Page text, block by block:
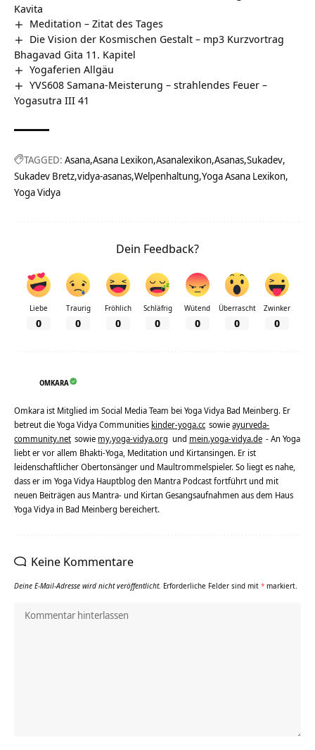
Kavita
Meditation – Zitat des Tages
Die Vision der Kosmischen Gestalt – mp3 Kurzvortrag
Bhagavad Gita 11. Kapitel
Yogaferien Allgäu
YVS608 Samana-Meisterung – strahlendes Feuer –
Yogasutra III 41
TAGGED: Asana Asana Lexikon Asanalexikon Asanas Sukadev
Sukadev Bretz vidya-asanas Welpenhaltung Yoga Asana Lexikon
Yoga Vidya
Dein Feedback?
Liebe
0
Traurig
0
Fröhlich
0
Schläfrig
0
Wütend
0
Überrascht
0
Zwinker
0
OMKARA
Omkara ist Mitglied im Social Media Team bei Yoga Vidya Bad Meinberg. Er
betreut die Yoga Vidya Communities kinder-yoga.cc sowieayurveda-
community.net sowie my.yoga-vidya.org und mein.yoga-vidya.de - An Yoga
liebt er vor allem Bhakti-Yoga, Meditation und Kirtansingen. Er ist
leidenschaftlicher Obertonsänger und Maultrommelspieler. So liegt es nahe,
dass er im Yoga Vidya Hauptblog den Mantra Podcast fortführt und mit
neuen Beiträgen aus Mantra- und Kirtan Gesangsaufnahmen aus dem Haus
Yoga Vidya in Bad Meinberg bereichert.
Keine Kommentare
Deine E-Mail-Adresse wird nicht veröffentlicht. Erforderliche Felder sind mit * markiert.